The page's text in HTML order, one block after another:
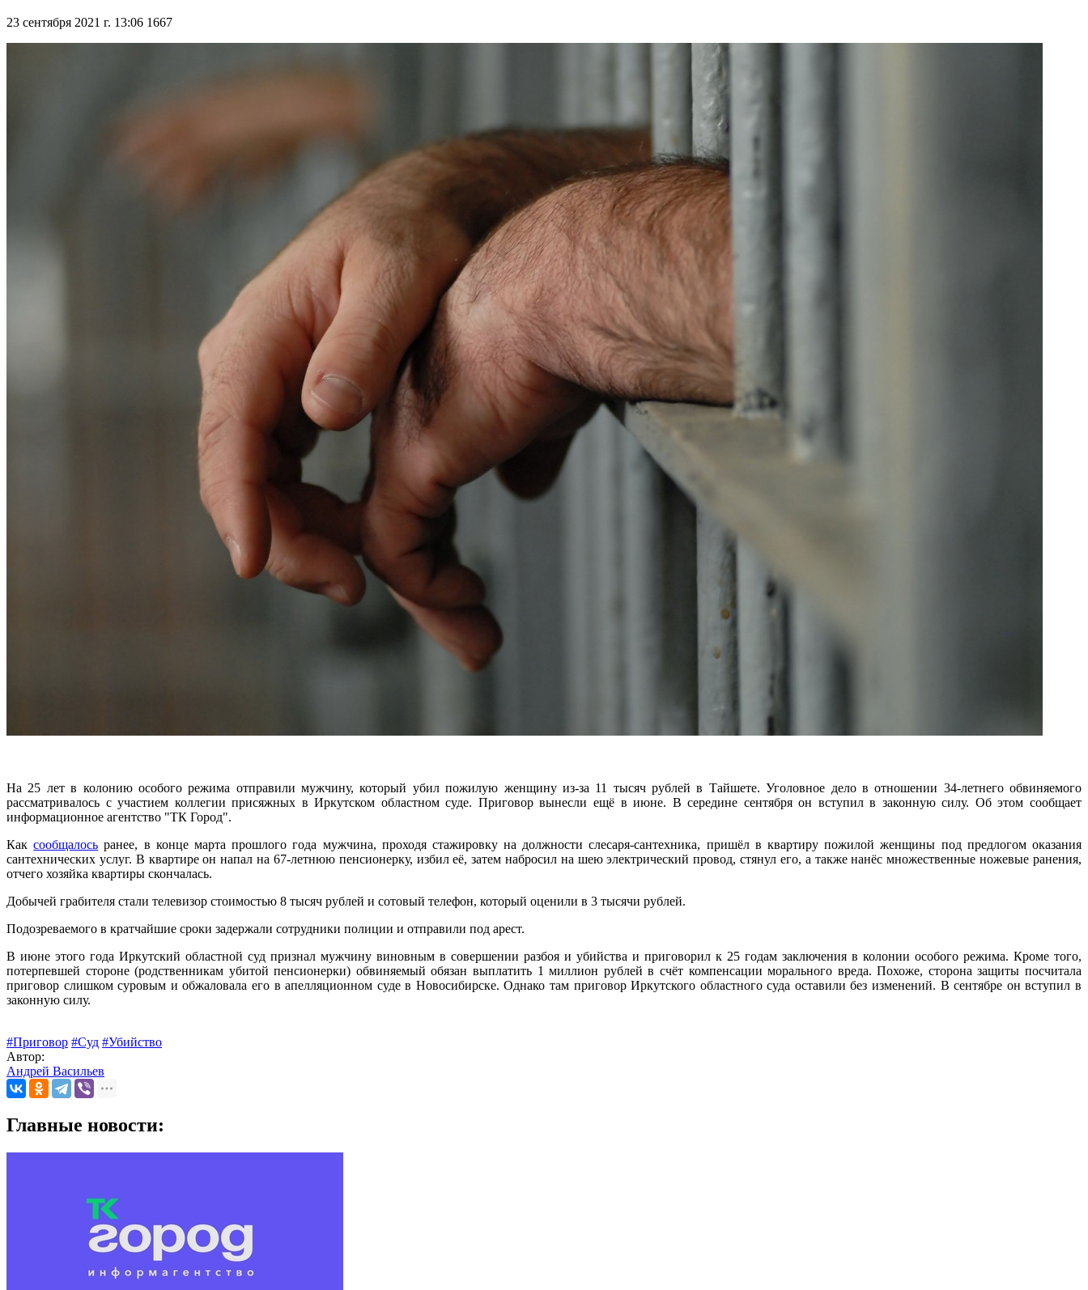
23 сентября 2021 г. 13:06 1667
На 25 лет в колонию особого режима отправили мужчину, который убил пожилую женщину из-за 11 тысяч рублей в Тайшете. Уголовное дело в отношении 34-летнего обвиняемого
рассматривалось с участием коллегии присяжных в Иркутском областном суде. Приговор вынесли ещё в июне. В середине сентября он вступил в законную силу. Об этом сообщает
информационное агентство "ТК Город".
Каксообщалось ранее, в конце марта прошлого года мужчина, проходя стажировку на должности слесаря-сантехника, пришёл в квартиру пожилой женщины под предлогом оказания
сантехнических услуг. В квартире он напал на 67-летнюю пенсионерку, избил её, затем набросил на шею электрический провод, стянул его, а также нанёс множественные ножевые ранения,
отчего хозяйка квартиры скончалась.
Добычей грабителя стали телевизор стоимостью 8 тысяч рублей и сотовый телефон, который оценили в 3 тысячи рублей.
Подозреваемого в кратчайшие сроки задержали сотрудники полиции и отправили под арест.
В июне этого года Иркутский областной суд признал мужчину виновным в совершении разбоя и убийства и приговорил к 25 годам заключения в колонии особого режима. Кроме того,
потерпевшей стороне (родственникам убитой пенсионерки) обвиняемый обязан выплатить 1 миллион рублей в счёт компенсации морального вреда. Похоже, сторона защиты посчитала
приговор слишком суровым и обжаловала его в апелляционном суде в Новосибирске. Однако там приговор Иркутского областного суда оставили без изменений. В сентябре он вступил в
законную силу.
#Приговор #Суд #Убийство
Автор:
Андрей Васильев
Главные новости: